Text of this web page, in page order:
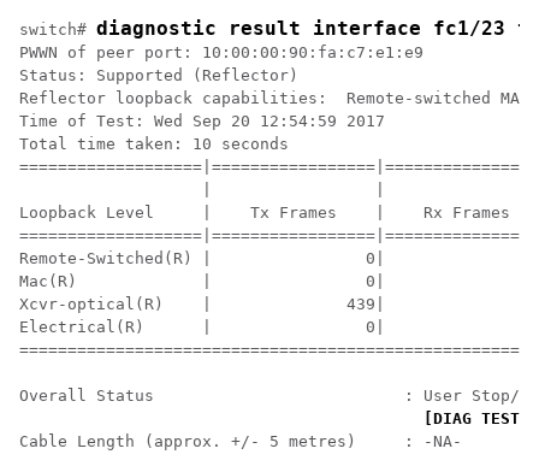
switch# diagnostic result interface fc1/23
PWWN of peer port: 10:00:00:90:fa:c7:e1:e9
Status: Supported (Reflector)
Reflector loopback capabilities:  Remote-switched
Time of Test: Wed Sep 20 12:54:59 2017
Total time taken: 10 seconds
Loopback Level     |    Tx Frames    |    Rx Frames
Remote-Switched(R) |                0|
Mac(R)             |                0|
Xcvr-optical(R)    |              439|
Electrical(R)      |                0|
Overall Status                          : User Stop/
[DIAG TEST